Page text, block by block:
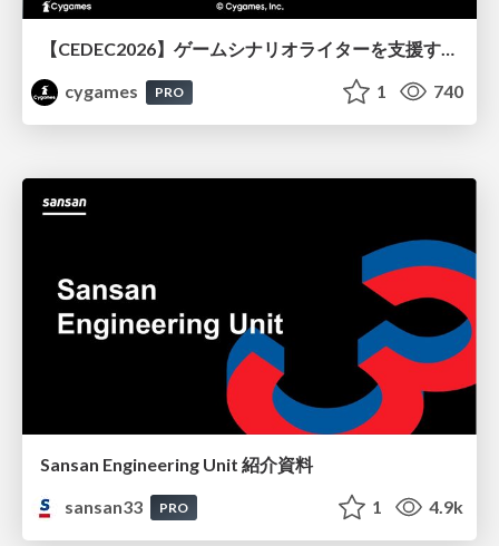
【CEDEC2026】ゲームシナリオライターを支援するAIツール開発の実践 ― 設計とプロンプトの工夫 ―
cygames
PRO 1 740
Sansan Engineering Unit 紹介資料
sansan33
PRO 1 4.9k